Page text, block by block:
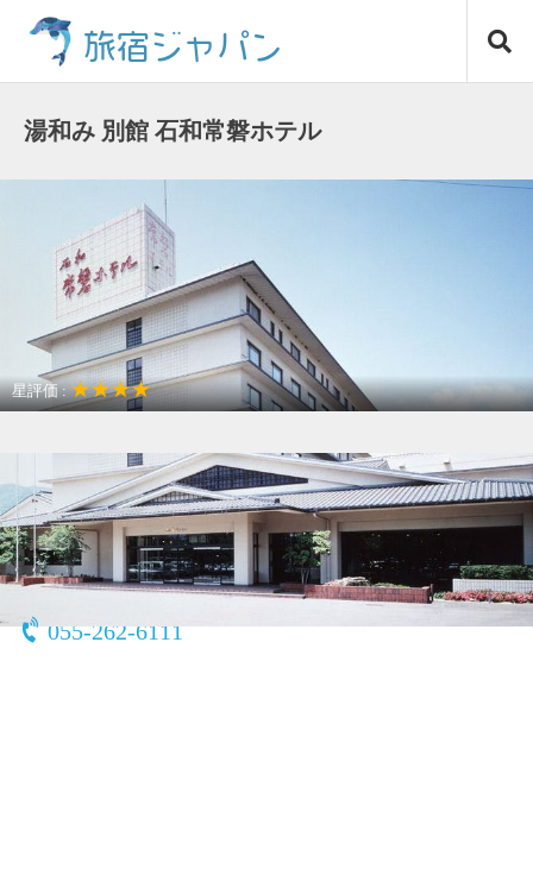
ス
旅宿ジャパン
湯和み 別館 石和常磐ホテル
星評価 :★★★★
温泉リゾート
〒406-0024
山梨県 笛吹市石和町川中島1607-14
055-262-6111